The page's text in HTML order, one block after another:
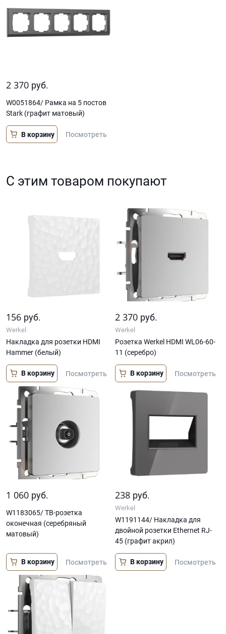
2 370 руб.
W0051864/ Рамка на 5 постов
Stark (графит матовый)
В корзину Посмотреть
С этим товаром покупают
156 руб.
Werkel
Накладка для розетки HDMI
Hammer (белый)
В корзину Посмотреть
2 370 руб.
Werkel
Розетка Werkel HDMI WL06-60-
11 (серебро)
В корзину Посмотреть
1 060 руб.
W1183065/ ТВ-розетка
оконечная (серебряный
матовый)
В корзину Посмотреть
238 руб.
Werkel
W1191144/ Накладка для
двойной розетки Еthernet RJ-
45 (графит акрил)
В корзину Посмотреть